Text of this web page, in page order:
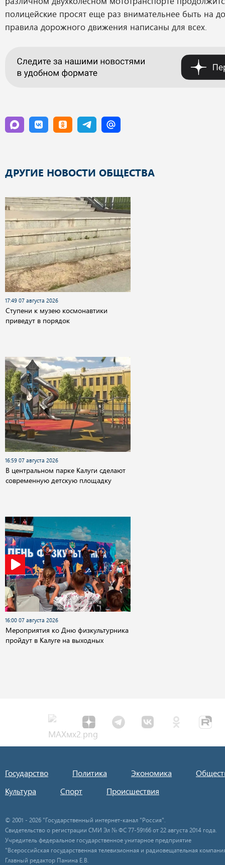
полицейские просят еще раз внимательнее быть на
правила дорожного движения написаны для всех.
ДРУГИЕ НОВОСТИ ОБЩЕСТВА
17:49 07 августа 2026
Cтупени к музею космонавтики
приведут в порядок
16:59 07 августа 2026
В центральном парке Калуги сделают
современную детскую площадку
16:00 07 августа 2026
Мероприятия ко Дню физкультурника
пройдут в Калуге на выходных
Государство Политика Экономика
Культура
Спорт Происшествия
© 2001 - 2026 "Государственный интернет-канал "Россия".
Свидетельство о регистрации СМИ Эл № ФС 77-59166 от 22 августа 2014 года.
Учредитель федеральное государственное унитарное предприятие
"Всероссийская государственная телевизионная и радиовещательная
Главный редактор Панина Е.В.